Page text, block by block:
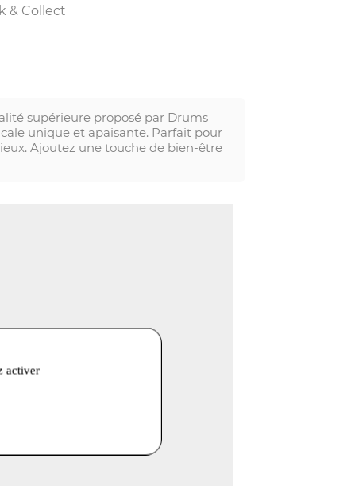
& Collect
supérieure proposé par Drums
unique et apaisante. Parfait pour
Ajoutez une touche de bien-être
activer